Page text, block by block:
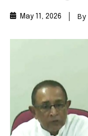
May 11, 2026 By